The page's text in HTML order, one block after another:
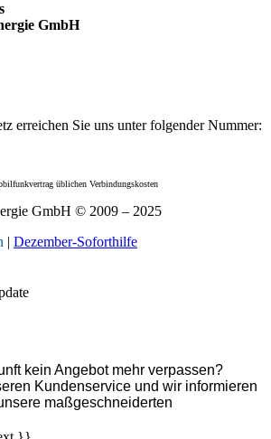
GmbH
erreichen Sie uns unter folgender Nummer:
üblichen Verbindungskosten
GmbH © 2009 – 2025
| Dezember-Soforthilfe
kein Angebot mehr verpassen?
Kundenservice und wir informieren
maßgeschneiderten